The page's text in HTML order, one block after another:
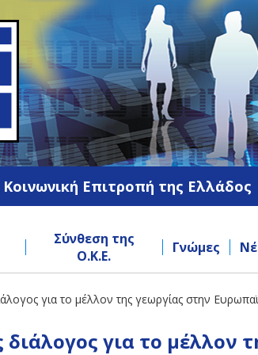
Κοινωνική Επιτροπή της Ελλάδος
Σύνθεση της
Ο.Κ.Ε.
Γνώμες
για το μέλλον της γεωργίας στην
διάλογος για το